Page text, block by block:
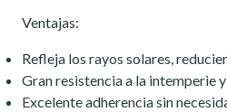
Ventajas:
Refleja los rayos solares,
Gran resistencia a la intemperie
Excelente adherencia sin